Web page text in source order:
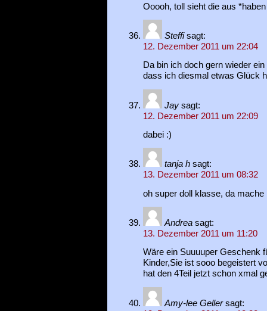
Ooooh, toll sieht die aus
Steffi sagt:
12. Dezember 2011 um 22:04
Da bin ich doch gern wieder
dass ich diesmal etwas Glück
Jay sagt:
12. Dezember 2011 um 22:09
dabei :)
tanja h sagt:
13. Dezember 2011 um 08:32
oh super doll klasse, da mache
Andrea sagt:
13. Dezember 2011 um 11:20
Wäre ein Suuuuper Geschenk
Kinder,Sie ist sooo begeistert
hat den 4Teil jetzt schon xmal
Amy-lee Geller sagt: